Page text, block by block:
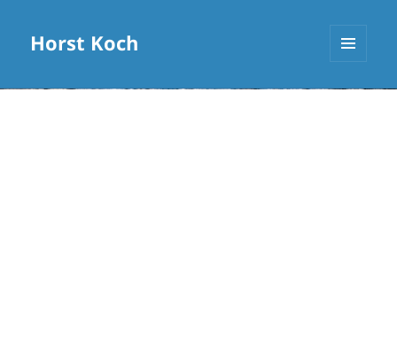
Horst Koch